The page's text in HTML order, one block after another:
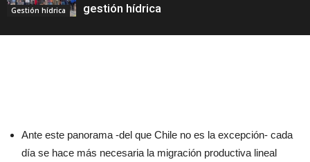
Gestión hídrica
gestión hídrica
Ante este panorama -del que Chile no es la excepción- cada
día se hace más necesaria la migración productiva lineal